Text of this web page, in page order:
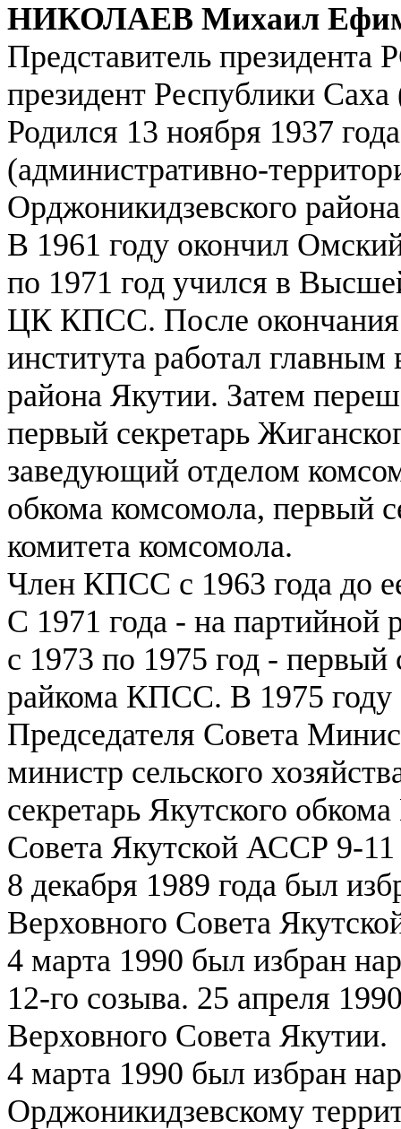
НИКОЛАЕВ Михаил
Представитель
президент Республики
Родился 13 ноября 1937
(административно-
Орджоникидзевского
В 1961 году окончил
по 1971 год учился в
ЦК КПСС. После окончания
института работал
района Якутии. Затем
первый секретарь
заведующий отделом
обкома комсомола, первый
комитета комсомола.
Член КПСС с 1963 года до
С 1971 года - на партийной
с 1973 по 1975 год - первый
райкома КПСС. В 1975 году
Председателя Совета
министр сельского
секретарь Якутского
Совета Якутской АССР 9-11
8 декабря 1989 года был
Верховного Совета
4 марта 1990 был избран
12-го созыва. 25 апреля
Верховного Совета Якутии.
4 марта 1990 был избран
Орджоникидзевскому